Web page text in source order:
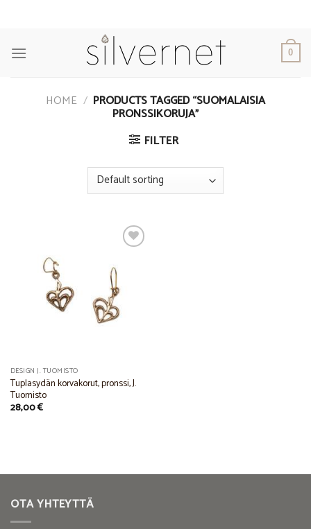
0
HOME / PRODUCTS TAGGED “SUOMALAISIA
PRONSSIKORUJA”
FILTER
Wishlist
DESIGN J. TUOMISTO
Tuplasydän korvakorut, pronssi, J.
Tuomisto
28,00€
OTA YHTEYTTÄ